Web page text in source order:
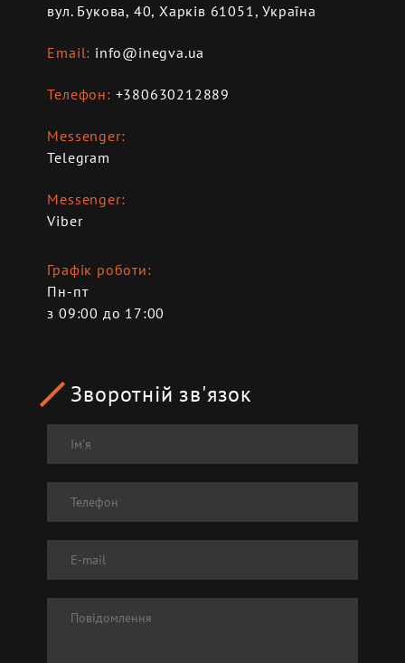
вул. Букова, 40, Харків 61051, Україна
Email info@inegva.ua
Телефон +380630212889
Messenger
Telegram
Messenger
Viber
Графік роботи
Пн-пт
з 09:00 до 17:00
Зворотній зв'язок